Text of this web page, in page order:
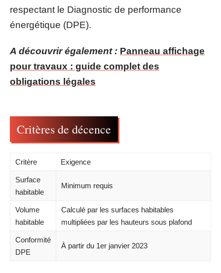
respectant le Diagnostic de performance
énergétique (DPE).
A découvrir également : Panneau affichage
pour travaux : guide complet des
obligations légales
Critères de décence
Critère Exigence
Surface
habitable
Minimum requis
Volume
habitable
Calculé par les surfaces habitables
multipliées par les hauteurs sous plafond
Conformité
DPE
À partir du 1er janvier 2023